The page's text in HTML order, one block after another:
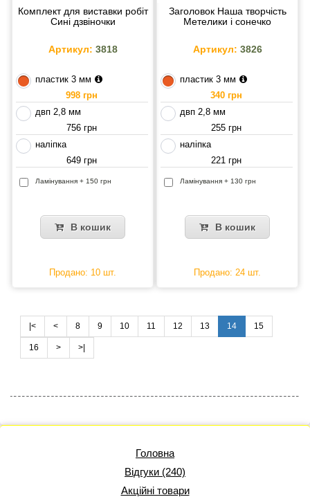
Комплект для виставки робіт
Сині дзвіночки
Артикул: 3818
пластик 3 мм
998 грн
двп 2,8 мм
756 грн
наліпка
649 грн
Ламінування + 150 грн
В кошик
Продано: 10 шт.
Заголовок Наша творчість
Метелики і сонечко
Артикул: 3826
пластик 3 мм
340 грн
двп 2,8 мм
255 грн
наліпка
221 грн
Ламінування + 130 грн
В кошик
Продано: 24 шт.
|< < 8 9 10 11 12 13 14 15
16 > >|
Головна
Відгуки (240)
Акційні товари